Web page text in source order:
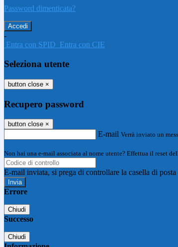
Password dimenticata?
-
Entra con SPID Entra con CIE
Seleziona utente
button close ×
Recupero password
button close ×
E-mail Verrà inviato un
Non hai una e-mail associata al nome utente? Effettua il reset
E-mail inviata, si prega di controllare la casella di posta
Errore
Chiudi
Successo
Chiudi